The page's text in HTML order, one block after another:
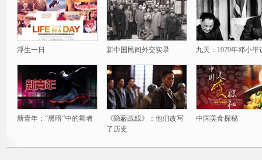
浮生一日 新中国民间外交实录 九天：1979年邓小平
新青年：“黑暗”中的舞者
《隐蔽战线》：他们改写
了历史
中国美食探秘